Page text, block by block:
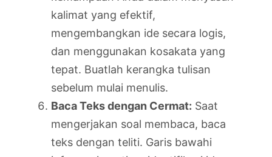
kalimat yang efektif,
mengembangkan ide secara logis,
dan menggunakan kosakata yang
tepat. Buatlah kerangka tulisan
sebelum mulai menulis.
Baca Teks dengan Cermat: Saat
mengerjakan soal membaca, baca
teks dengan teliti. Garis bawahi